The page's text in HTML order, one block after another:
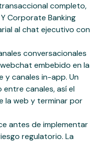
completo,
Corporate Banking
al chat ejecutivo con
conversacionales
embebido en la
y canales in-app. Un
canales, así el
la web y terminar por
antes de implementar
regulatorio. La